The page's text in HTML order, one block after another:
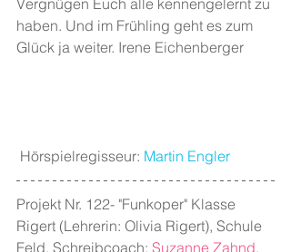
Vergnügen Euch alle kennengelernt zu
haben. Und im Frühling geht es zum
Glück ja weiter. Irene Eichenberger
Hörspielregisseur: Martin Engler
Projekt Nr. 122- "Funkoper" Klasse
Rigert (Lehrerin: Olivia Rigert), Schule
Feld. Schreibcoach: Suzanne Zahnd.